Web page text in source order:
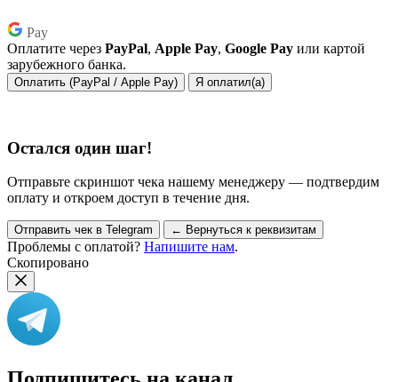
Pay
Оплатите через PayPal, Apple Pay, Google Pay или картой
зарубежного банка.
Оплатить (PayPal / Apple Pay) Я оплатил(а)
Остался один шаг!
Отправьте скриншот чека нашему менеджеру — подтвердим
оплату и откроем доступ в течение дня.
Отправить чек в Telegram ← Вернуться к реквизитам
Проблемы с оплатой? Напишите нам.
Скопировано